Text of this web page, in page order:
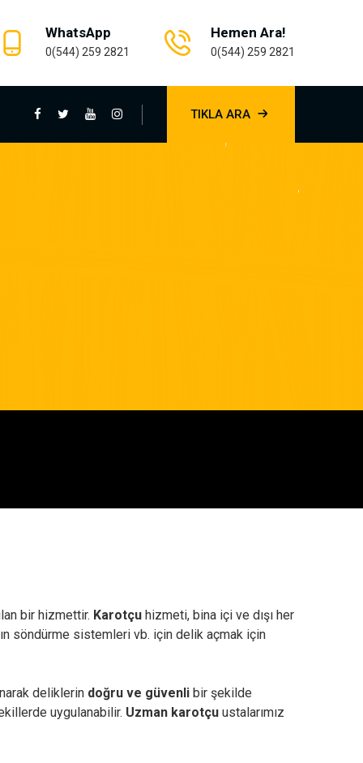
WhatsApp
0(544) 259 2821
Hemen Ara!
0(544) 259 2821
TIKLA ARA
bir hizmettir. Karotçu hizmeti, bina içi ve dışı her
söndürme sistemleri vb. için delik açmak için
deliklerin doğru ve güvenli bir şekilde
uygulanabilir. Uzman karotçu ustalarımız